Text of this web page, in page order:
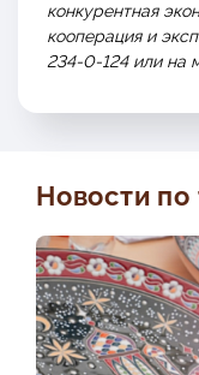
конкурентная
кооперация и
234-0-124 или на
Новости по